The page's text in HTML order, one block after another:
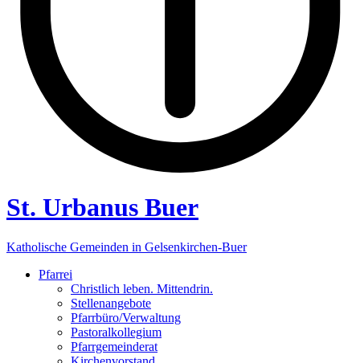
St. Urbanus Buer
Katholische Gemeinden in Gelsenkirchen-Buer
Pfarrei
Christlich leben. Mittendrin.
Stellenangebote
Pfarrbüro/Verwaltung
Pastoralkollegium
Pfarrgemeinderat